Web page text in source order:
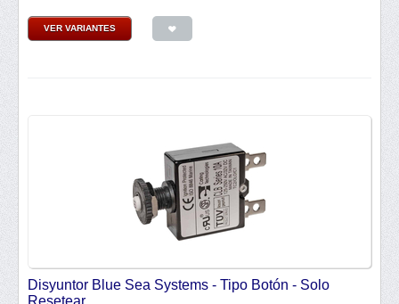
VER VARIANTES
Disyuntor Blue Sea Systems - Tipo Botón - Solo
Resetear